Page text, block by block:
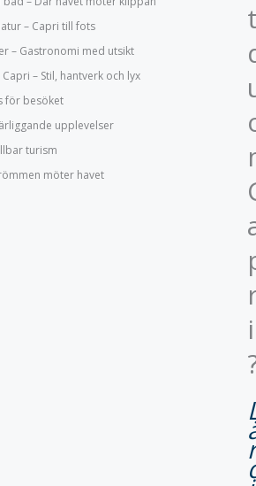
– Capri till fots
– Gastronomi med utsikt
– Stil, hantverk och lyx
för besöket
upplevelser
turism
möter havet
i
r